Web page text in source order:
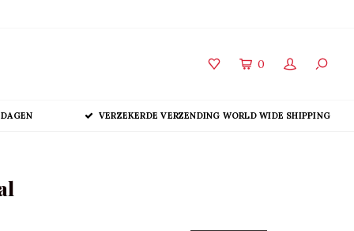
0
VERZEKERDE VERZENDING WORLD WIDE SHIPPING